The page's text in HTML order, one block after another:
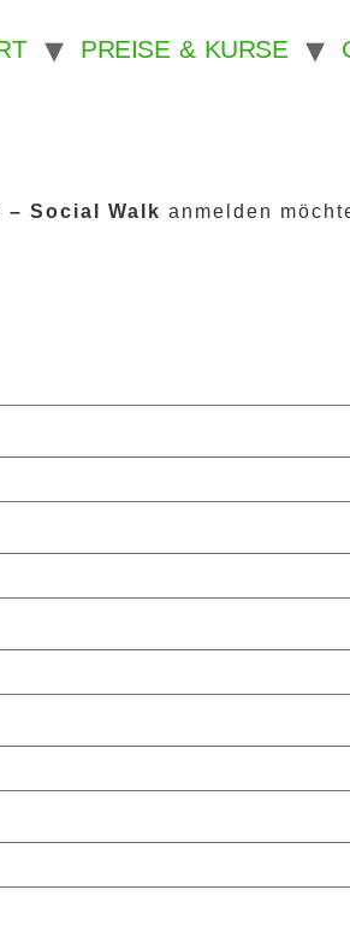
PREISE & KURSE
– Social Walk anmelden